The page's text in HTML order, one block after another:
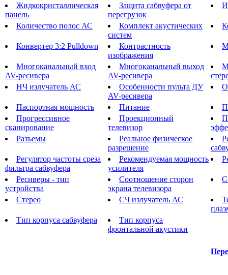
Жидкокристаллическая
панель
Защита сабвуфера от
перегрузок
Количество полос АС
Комплект акустических
систем
Конвертер 3:2 Pulldown
Контрастность
изображения
Многоканальный вход
AV-ресивера
Многоканальный выход
AV-ресивера
НЧ излучатель АС
Особенности пульта ДУ
AV-ресивера
Паспортная мощность Питание
Прогрессивное
сканирование
Проекционный
телевизор
Разъемы
Реальное физическое
разрешение
Регулятор частоты среза
фильтра сабвуфера
Рекомендуемая мощность
усилителя
Ресиверы - тип
устройства
Соотношение сторон
экрана телевизора
Стерео СЧ излучатель АС
Тип корпуса сабвуфера
Тип корпуса
фронтальной акустики